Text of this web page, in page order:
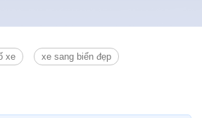
xe xe sang biển đẹp